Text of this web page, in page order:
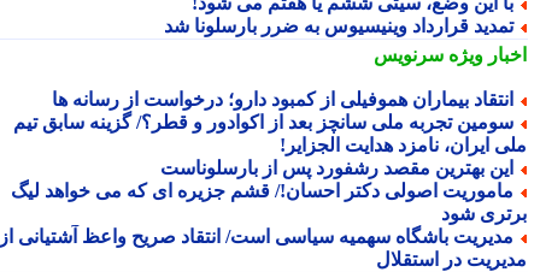
قرارداد وینیسیوس به ضرر بارسلونا شد
ویژهسرنویس
بیماران هموفیلی از کمبود دارو؛ درخواست از رسانه ها
تجربه ملی سانچز بعد از اکوادور و قطر؟/ گزینه سابق تیم
ایران، نامزد هدایت الجزایر!
بهترین مقصد رشفورد پس از بارسلوناست
اصولی دکتر احسان!/ قشم جزیره ای که می خواهد لیگ
شود
باشگاه سهمیه سیاسی است/ انتقاد صریح واعظ آشتیانی از
در استقلال